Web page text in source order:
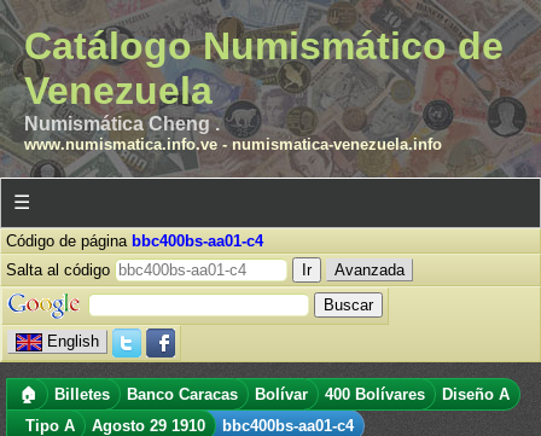
Catálogo Numismático de
Venezuela
Numismática Cheng .
www.numismatica.info.ve- numismatica-venezuela.info
☰
Código de página bbc400bs-aa01-c4
Salta al código
Avanzada
English
🏠 Billetes Banco Caracas Bolívar 400 Bolívares
Diseño A
Tipo A
Agosto 29 1910 bbc400bs-aa01-c4